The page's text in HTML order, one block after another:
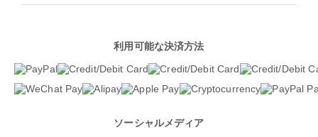
利用可能な決済方法
ソーシャルメディア